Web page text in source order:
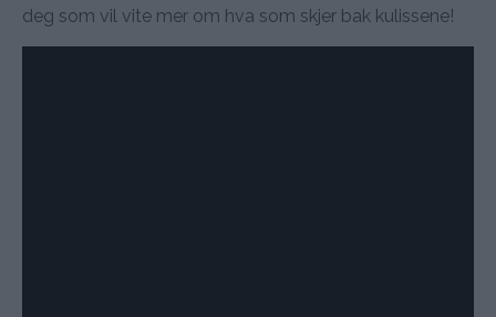
deg som vil vite mer om hva som skjer bak kulissene!